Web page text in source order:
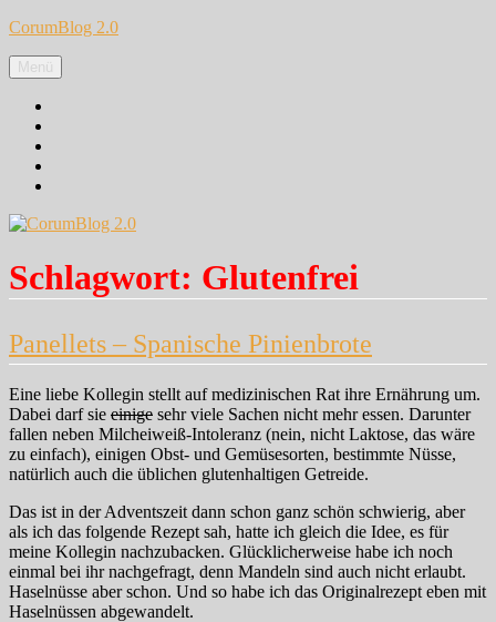
Zum
springen
CorumBlog 2.0
Menü
Schlagwort: Glutenfrei
Panellets – Spanische Pinienbrote
Eine liebe Kollegin stellt auf medizinischen Rat ihre Ernährung um.
Dabei darf sie einige sehr viele Sachen nicht mehr essen. Darunter
fallen neben Milcheiweiß-Intoleranz (nein, nicht Laktose, das wäre
zu einfach), einigen Obst- und Gemüsesorten, bestimmte Nüsse,
natürlich auch die üblichen glutenhaltigen Getreide.
Das ist in der Adventszeit dann schon ganz schön schwierig, aber
als ich das folgende Rezept sah, hatte ich gleich die Idee, es für
meine Kollegin nachzubacken. Glücklicherweise habe ich noch
einmal bei ihr nachgefragt, denn Mandeln sind auch nicht erlaubt.
Haselnüsse aber schon. Und so habe ich das Originalrezept eben mit
Haselnüssen abgewandelt.